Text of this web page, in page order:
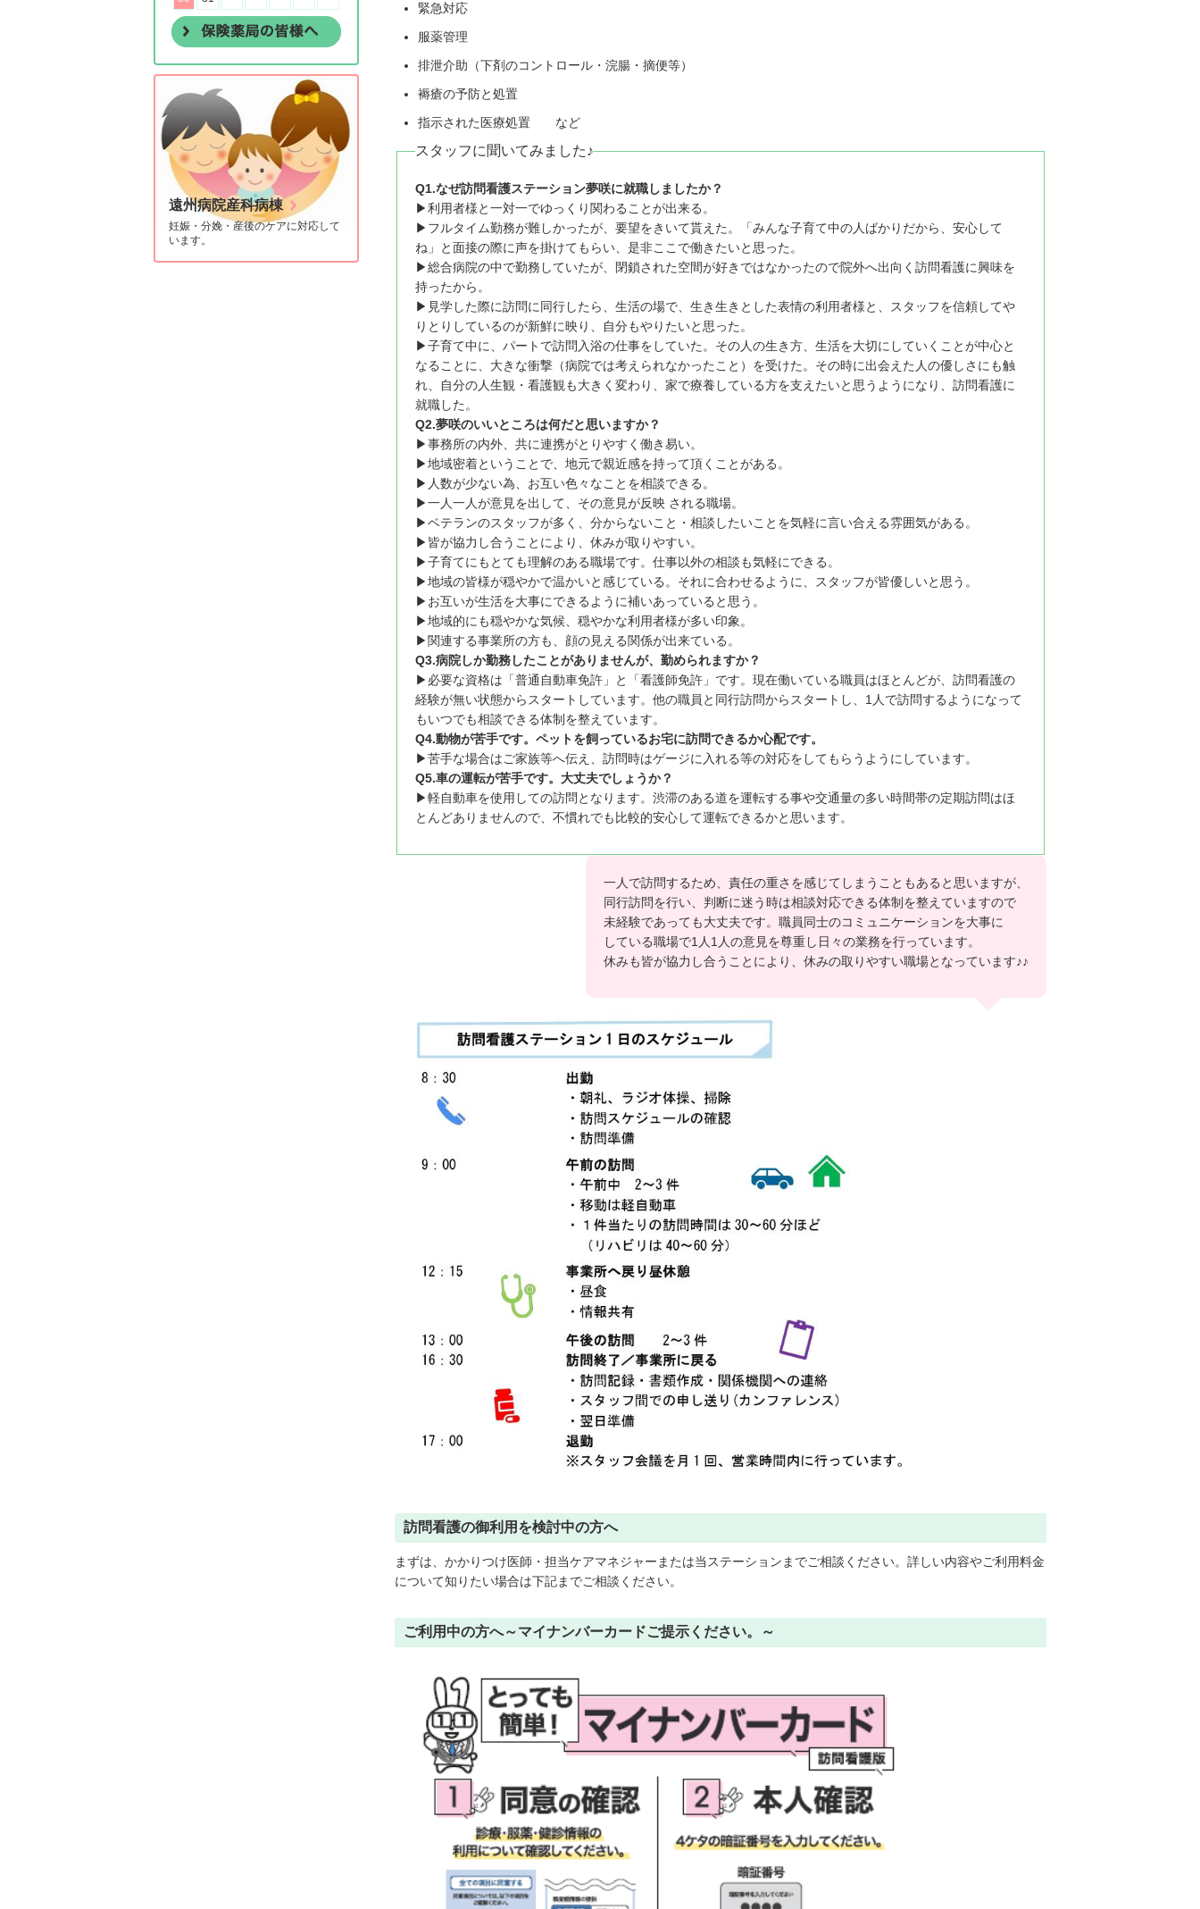
緊急対応
服薬管理
排泄介助（下剤のコントロール・浣腸・摘便等）
褥瘡の予防と処置
指示された医療処置 など
スタッフに聞いてみました♪
Q1.なぜ訪問看護ステーション夢咲に就職しましたか？
▶利用者様と一対一でゆっくり関わることが出来る。
▶フルタイム勤務が難しかったが、要望をきいて貰えた。「みんな子育て中の人ばかりだから、安心して
ね」と面接の際に声を掛けてもらい、是非ここで働きたいと思った。
▶総合病院の中で勤務していたが、閉鎖された空間が好きではなかったので院外へ出向く訪問看護に興味を
持ったから。
▶見学した際に訪問に同行したら、生活の場で、生き生きとした表情の利用者様と、スタッフを信頼してや
りとりしているのが新鮮に映り、自分もやりたいと思った。
▶子育て中に、パートで訪問入浴の仕事をしていた。その人の生き方、生活を大切にしていくことが中心と
なることに、大きな衝撃（病院では考えられなかったこと）を受けた。その時に出会えた人の優しさにも触
れ、自分の人生観・看護観も大きく変わり、家で療養している方を支えたいと思うようになり、訪問看護に
就職した。
Q2.夢咲のいいところは何だと思いますか？
▶事務所の内外、共に連携がとりやすく働き易い。
▶地域密着ということで、地元で親近感を持って頂くことがある。
▶人数が少ない為、お互い色々なことを相談できる。
▶一人一人が意見を出して、その意見が反映 される職場。
▶ベテランのスタッフが多く、分からないこと・相談したいことを気軽に言い合える雰囲気がある。
▶皆が協力し合うことにより、休みが取りやすい。
▶子育てにもとても理解のある職場です。仕事以外の相談も気軽にできる。
▶地域の皆様が穏やかで温かいと感じている。それに合わせるように、スタッフが皆優しいと思う。
▶お互いが生活を大事にできるように補いあっていると思う。
▶地域的にも穏やかな気候、穏やかな利用者様が多い印象。
▶関連する事業所の方も、顔の見える関係が出来ている。
Q3.病院しか勤務したことがありませんが、勤められますか？
▶必要な資格は「普通自動車免許」と「看護師免許」です。現在働いている職員はほとんどが、訪問看護の
経験が無い状態からスタートしています。他の職員と同行訪問からスタートし、1人で訪問するようになって
もいつでも相談できる体制を整えています。
Q4.動物が苦手です。ペットを飼っているお宅に訪問できるか心配です。
▶苦手な場合はご家族等へ伝え、訪問時はゲージに入れる等の対応をしてもらうようにしています。
Q5.車の運転が苦手です。大丈夫でしょうか？
▶軽自動車を使用しての訪問となります。渋滞のある道を運転する事や交通量の多い時間帯の定期訪問はほ
とんどありませんので、不慣れでも比較的安心して運転できるかと思います。
一人で訪問するため、責任の重さを感じてしまうこともあると思いますが、
同行訪問を行い、判断に迷う時は相談対応できる体制を整えていますので
未経験であっても大丈夫です。職員同士のコミュニケーションを大事に
している職場で1人1人の意見を尊重し日々の業務を行っています。
休みも皆が協力し合うことにより、休みの取りやすい職場となっています♪♪
訪問看護の御利用を検討中の方へ
まずは、かかりつけ医師・担当ケアマネジャーまたは当ステーションまでご相談ください。詳しい内容やご利用料金
について知りたい場合は下記までご相談ください。
ご利用中の方へ～マイナンバーカードご提示ください。～
遠州病院産科病棟
妊娠・分娩・産後のケアに対応して
います。